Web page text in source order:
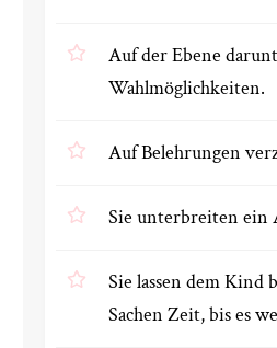
Auf der Ebene
Wahlmöglichkeiten.
Auf Belehrungen
Sie unterbreiten ein
Sie lassen dem
Sachen Zeit, bis es